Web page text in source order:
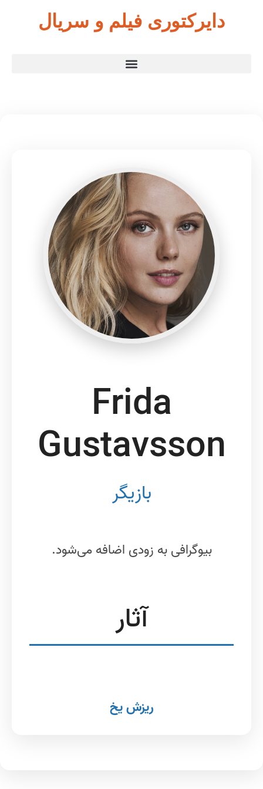
دایرکتوری فیلم و سریال
Frida
Gustavsson
بازیگر
بیوگرافی به زودی اضافه می‌شود.
آثار
ریزش یخ